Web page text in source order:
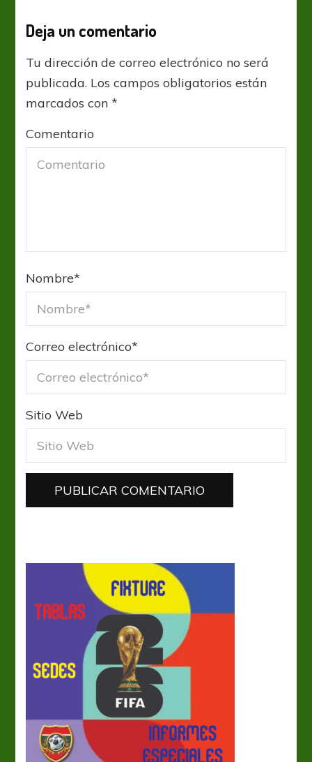
Deja un comentario
Tu dirección de correo electrónico no será
publicada. Los campos obligatorios están
marcados con*
Comentario
Nombre*
Correo electrónico*
Sitio Web